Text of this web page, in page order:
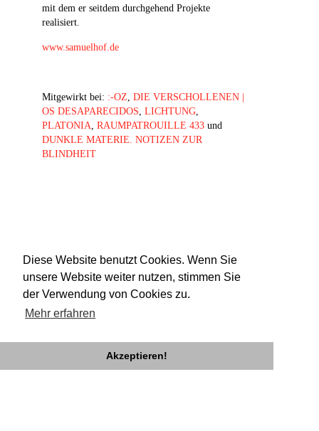
Diese Website benutzt Cookies. Wenn Sie
unsere Website weiter nutzen, stimmen Sie
der Verwendung von Cookies zu.
Mehr erfahren
Akzeptieren!
mit dem er seitdem durchgehend Projekte
realisiert.
www.samuelhof.de
Mitgewirkt bei: :-OZ, DIE VERSCHOLLENEN |
OS DESAPARECIDOS, LICHTUNG,
PLATONIA, RAUMPATROUILLE 433 und
DUNKLE MATERIE. NOTIZEN ZUR
BLINDHEIT